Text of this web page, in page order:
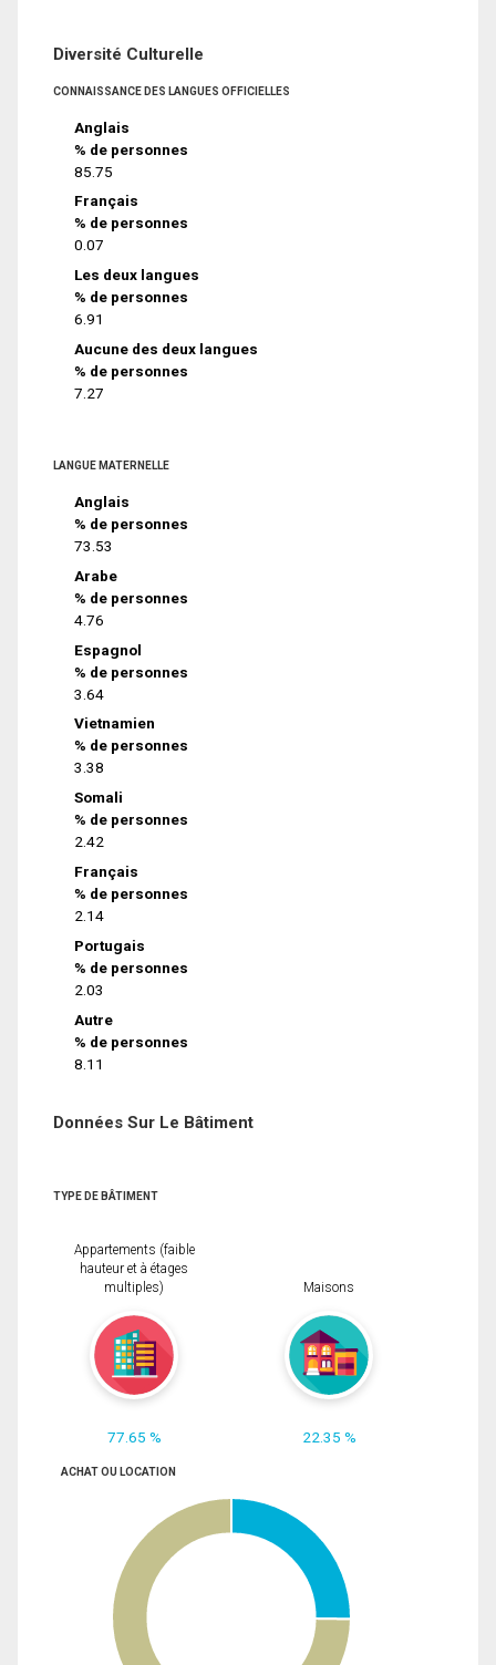
Diversité Culturelle
CONNAISSANCE DES LANGUES OFFICIELLES
Anglais
% de personnes
85.75
Français
% de personnes
0.07
Les deux langues
% de personnes
6.91
Aucune des deux langues
% de personnes
7.27
LANGUE MATERNELLE
Anglais
% de personnes
73.53
Arabe
% de personnes
4.76
Espagnol
% de personnes
3.64
Vietnamien
% de personnes
3.38
Somali
% de personnes
2.42
Français
% de personnes
2.14
Portugais
% de personnes
2.03
Autre
% de personnes
8.11
Données Sur Le Bâtiment
TYPE DE BÂTIMENT
Appartements (faible
hauteur et à étages
multiples)
77.65 %
Maisons
22.35 %
ACHAT OU LOCATION